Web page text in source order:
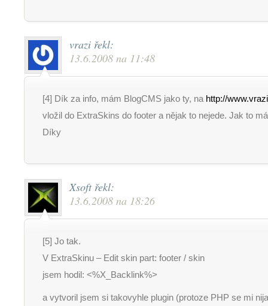
vrazi řekl:
13.6.2008 na 11:48
[4] Dík za info, mám BlogCMS jako ty, na http://
vložil do ExtraSkins do footer a nějak to nejede. Jak to
Díky
Xsoft řekl:
13.6.2008 na 18:26
[5] Jo tak.
V ExtraSkinu – Edit skin part: footer / skin
jsem hodil: <%X_Backlink%>
a vytvoril jsem si takovyhle plugin (protoze PHP se mi